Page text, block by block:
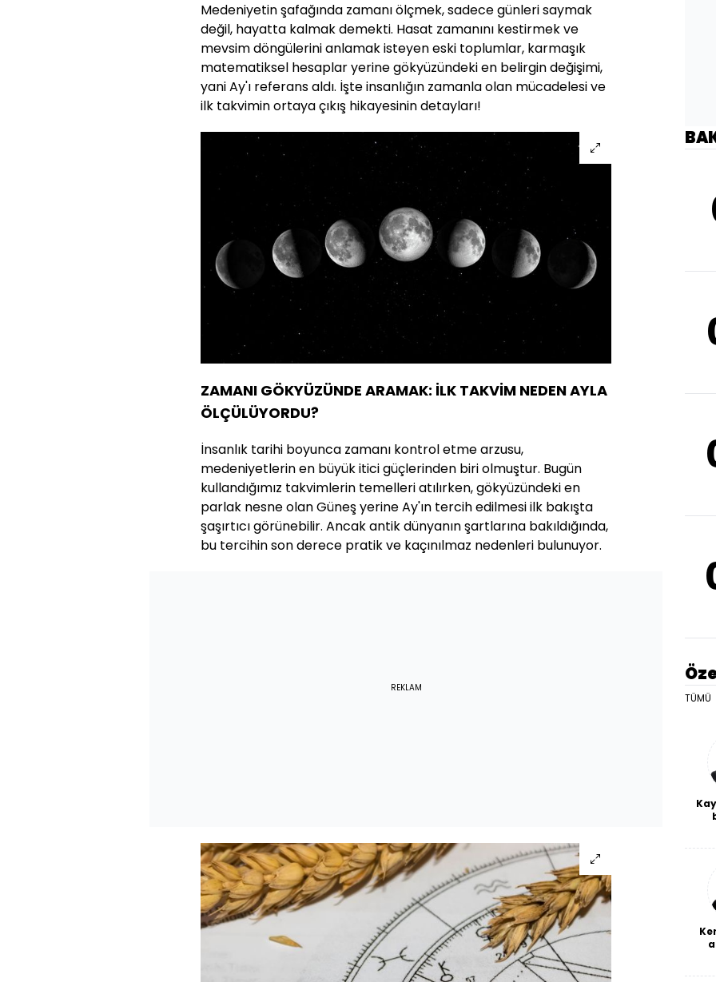
Medeniyetin şafağında zamanı ölçmek, sadece günleri saymak
değil, hayatta kalmak demekti. Hasat zamanını kestirmek ve
mevsim döngülerini anlamak isteyen eski toplumlar, karmaşık
matematiksel hesaplar yerine gökyüzündeki en belirgin değişimi,
yani Ay'ı referans aldı. İşte insanlığın zamanla olan mücadelesi ve
ilk takvimin ortaya çıkış hikayesinin detayları!
ZAMANI GÖKYÜZÜNDE ARAMAK: İLK TAKVİM NEDEN AYLA
ÖLÇÜLÜYORDU?
İnsanlık tarihi boyunca zamanı kontrol etme arzusu,
medeniyetlerin en büyük itici güçlerinden biri olmuştur. Bugün
kullandığımız takvimlerin temelleri atılırken, gökyüzündeki en
parlak nesne olan Güneş yerine Ay'ın tercih edilmesi ilk bakışta
şaşırtıcı görünebilir. Ancak antik dünyanın şartlarına bakıldığında,
bu tercihin son derece pratik ve kaçınılmaz nedenleri bulunuyor.
REKLAM
TÜMÜ